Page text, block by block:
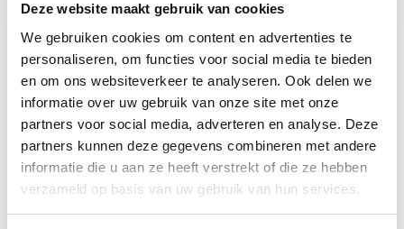
Deze website maakt gebruik van cookies
We gebruiken cookies om content en advertenties te
personaliseren, om functies voor social media te bieden
en om ons websiteverkeer te analyseren. Ook delen we
informatie over uw gebruik van onze site met onze
partners voor social media, adverteren en analyse. Deze
partners kunnen deze gegevens combineren met andere
informatie die u aan ze heeft verstrekt of die ze hebben
verzameld op basis van uw gebruik van hun services.
rating
Paardendrogist Winter Mix 1 kg Zak
€ 32,40 € 27,54
-15 %